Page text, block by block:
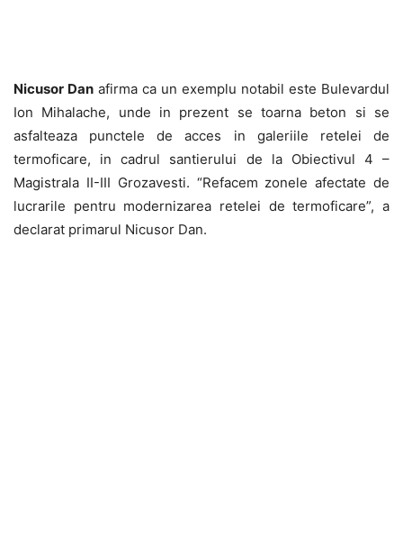
Nicusor Dan afirma ca un exemplu notabil este Bulevardul
Ion Mihalache, unde in prezent se toarna beton si se
asfalteaza punctele de acces in galeriile retelei de
termoficare, in cadrul santierului de la Obiectivul 4 –
Magistrala II-III Grozavesti. “Refacem zonele afectate de
lucrarile pentru modernizarea retelei de termoficare”, a
declarat primarul Nicusor Dan.